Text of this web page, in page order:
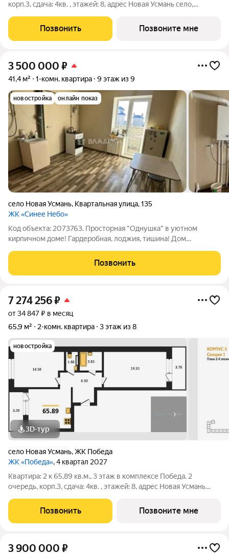
корп.3, сдача: 4кв. , этажей: 8, адрес Новая Усмань село,
Позвонить Позвоните мне
3 500 000 ₽
41,4 м² 1-комн. квартира 9 этаж из 9
новостройка онлайн показ
село Новая Усмань, Квартальная улица,135
ЖК «Синее Небо»
Код объекта: 2073763. Просторная "Однушка" в уютном
кирпичном доме! Гардеробная, лоджия, тишина! Дом
многоэтажек, зелено и спокойно. Здесь достаточно
исчерпывающая инфраструктура, много парковочных
Позвонить
7 274 256₽
от 34 847 ₽ в месяц
65,9 м²
2-комн. квартира 3 этаж из 8
новостройка
3D-тур
село Новая Усмань,ЖК Победа
ЖК «Победа», 4 квартал 2027
Квартира: 2 к 65,89 кв.м., 3 этаж в комплексе Победа, 2
очередь, корп.3, сдача: 4кв. , этажей: 8, адрес Новая Усмань
Позвонить Позвоните мне
3 900 000 ₽